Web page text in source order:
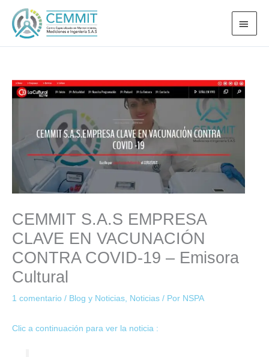
contenido
CEMMIT S.A.S EMPRESA
CLAVE EN VACUNACIÓN
CONTRA COVID-19 – Emisora
Cultural
1 comentario / Blog y Noticias, Noticias / Por NSPA
Clic a continuación para ver la noticia :